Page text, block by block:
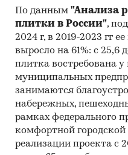
По данным "Анализа
плитки в России",
2024 г, в 2019-2023 гг
выросло на 61%: с 25,6
плитка востребована у
муниципальных
занимаются
набережных,
рамках федерального
комфортной городской
реализации проекта с